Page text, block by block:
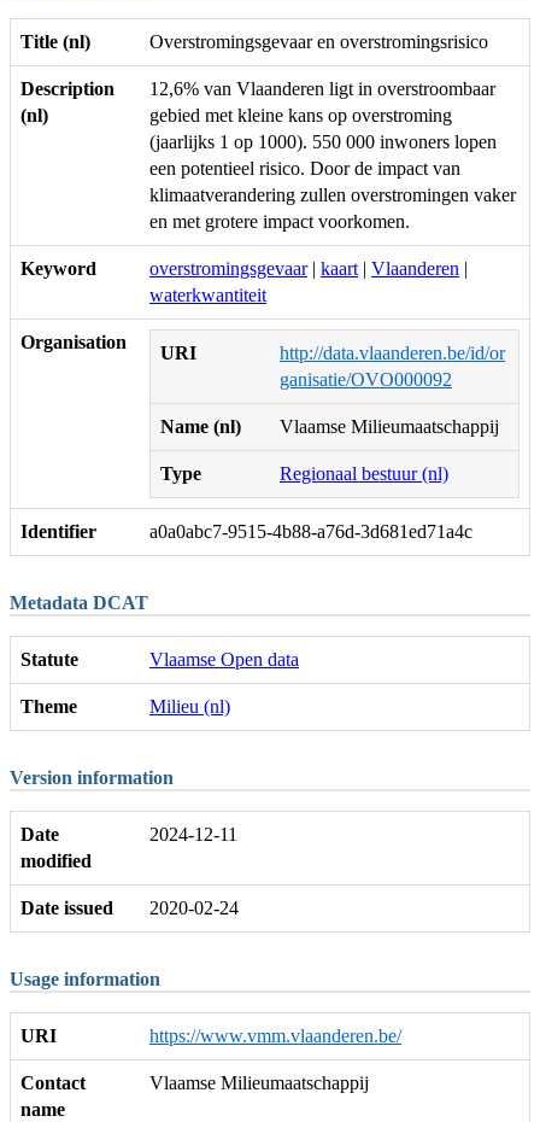
Title (nl) Overstromingsgevaar en overstromingsrisico
Description
(nl)
12,6% van Vlaanderen ligt in overstroombaar
gebied met kleine kans op overstroming
(jaarlijks 1 op 1000). 550 000 inwoners lopen
een potentieel risico. Door de impact van
klimaatverandering zullen overstromingen vaker
en met grotere impact voorkomen.
Keyword overstromingsgevaar| kaart | Vlaanderen |
waterkwantiteit
Organisation
URI
http://data.vlaanderen.be/id/or
ganisatie/OVO000092
Name (nl) Vlaamse Milieumaatschappij
Type Regionaal bestuur (nl)
Identifier a0a0abc7-9515-4b88-a76d-3d681ed71a4c
Metadata DCAT
Statute Vlaamse Open data
Theme Milieu (nl)
Version information
Date
modified
2024-12-11
Date issued 2020-02-24
Usage information
URI https://www.vmm.vlaanderen.be/
Contact
name
Vlaamse Milieumaatschappij